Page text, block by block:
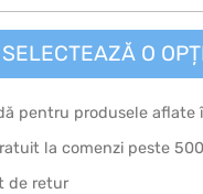
SELECTEAZĂ O
pentru produsele aflate
la comenzi peste
de retur